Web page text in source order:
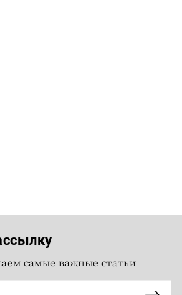
самые важные статьи